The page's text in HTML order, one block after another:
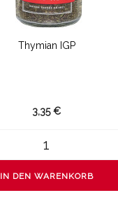
Thymian IGP
3,35 €
IN DEN WARENKORB